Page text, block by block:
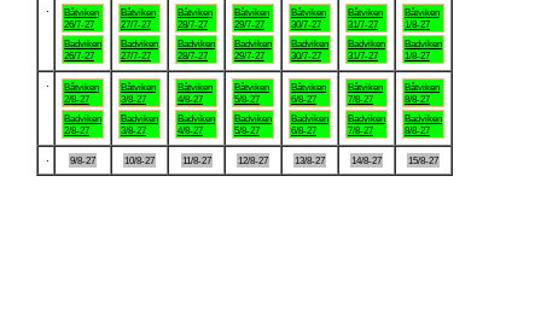
Båtviken
26/7-27
Badviken
26/7-27
Båtviken
27/7-27
Badviken
27/7-27
Båtviken
28/7-27
Badviken
28/7-27
Båtviken
29/7-27
Badviken
29/7-27
Båtviken
30/7-27
Badviken
30/7-27
Båtviken
31/7-27
Badviken
31/7-27
Båtviken
1/8-27
Badviken
1/8-27
Båtviken
2/8-27
Badviken
2/8-27
Båtviken
3/8-27
Badviken
3/8-27
Båtviken
4/8-27
Badviken
4/8-27
Båtviken
5/8-27
Badviken
5/8-27
Båtviken
6/8-27
Badviken
6/8-27
Båtviken
7/8-27
Badviken
7/8-27
Båtviken
8/8-27
Badviken
8/8-27
9/8-27 10/8-27 11/8-27 12/8-27 13/8-27 14/8-27 15/8-27